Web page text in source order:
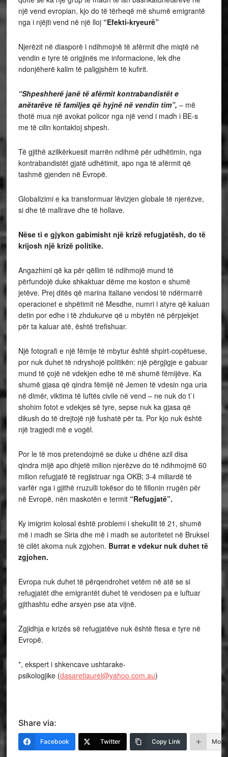
një vend evropian, kjo do të tërheqë më shumë emigrantë
nga i njëjti vend në një lloj “Efekti-kryeurë”
Njerëzit në diasporë i ndihmojnë të afërmit dhe miqtë në
vendin e tyre të origjinës me informacione, lek dhe
ndonjëherë kalim të paligjshëm të kufirit.
“Shpeshherë janë të afërmit kontrabandistët e
anëtarëve të familjes që hyjnë në vendin tim”, – më
thotë mua një avokat policor nga një vend i madh i BE-s
me të cilin kontaktoj shpesh.
Të gjithë azilkërkuesit marrën ndihmë për udhëtimin, nga
kontrabandistët gjatë udhëtimit, apo nga të afërmit që
tashmë gjenden në Evropë.
Globalizimi e ka transformuar lëvizjen globale të njerëzve,
si dhe të mallrave dhe të hollave.
Nëse ti e gjykon gabimisht një krizë refugjatësh, do të
krijosh një krizë politike.
Angazhimi që ka për qëllim të ndihmojë mund të
përfundojë duke shkaktuar dëme me koston e shumë
jetëve. Prej ditës që marina italiane vendosi të ndërmarrë
operacionet e shpëtimit në Mesdhe, numri i atyre që kaluan
detin por edhe i të zhdukurve që u mbytën në përpjekjet
për ta kaluar atë, është trefishuar.
Një fotografi e një fëmije të mbytur është shpirt-copëtuese,
por nuk duhet të ndryshojë politikën: një përgjigje e gabuar
mund të çojë në vdekjen edhe të më shumë fëmijëve. Ka
shumë gjasa që qindra fëmijë në Jemen të vdesin nga uria
në dimër, viktima të luftës civile në vend – ne nuk do t`i
shohim fotot e vdekjes së tyre, sepse nuk ka gjasa që
dikush do të drejtojë një fushatë për ta. Por kjo nuk është
një tragjedi më e vogël.
Por le të mos pretendojmë se duke u dhëne azil disa
qindra mijë apo dhjetë milion njerëzve do të ndihmojmë 60
milion refugjatë të regjistruar nga OKB; 3-4 miliardë të
varfër nga i gjithë rruzulli tokësor do të fillonin rrugën për
në Evropë, nën maskotën e termit “Refugjatë”.
Ky imigrim kolosal është problemi i shekullit të 21, shumë
më i madh se Siria dhe më i madh se autoritetet në Bruksel
të cilët akoma nuk zgjohen. Burrat e vdekur nuk duhet të
zgjohen.
Evropa nuk duhet të përqendrohet vetëm në atë se si
refugjatët dhe emigrantët duhet të vendosen pa e luftuar
gjithashtu edhe arsyen pse ata vijnë.
Zgjidhja e krizës së refugjatëve nuk është ftesa e tyre në
Evropë.
*, ekspert i shkencave ushtarake-
psikologjike (dasaretiaurel@yahoo.com.au)
Share via:
Facebook Twitter Copy Link More